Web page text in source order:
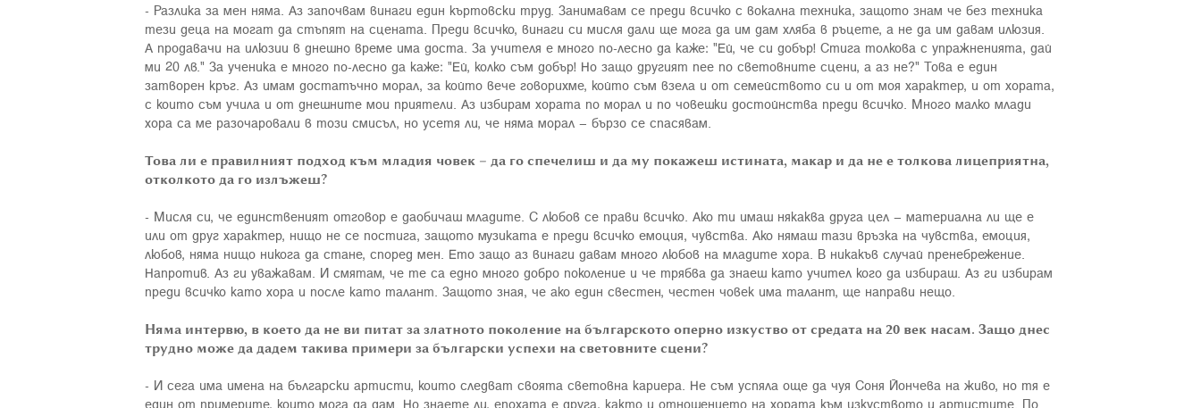
- Разлика за мен няма. Аз започвам винаги един къртовски труд. Занимавам се преди всичко с вокална техника, защото знам че без техника
тези деца на могат да стъпят на сцената. Преди всичко, винаги си мисля дали ще мога да им дам хляба в ръцете, а не да им давам илюзия.
А продавачи на илюзии в днешно време има доста. За учителя е много по-лесно да каже: "Ей, че си добър! Стига толкова с упражненията, дай
ми 20 лв." За ученика е много по-лесно да каже: "Ей, колко съм добър! Но защо другият пее по световните сцени, а аз не?" Това е един
затворен кръг. Аз имам достатъчно морал, за който вече говорихме, който съм взела и от семейството си и от моя характер, и от хората,
с които съм учила и от днешните мои приятели. Аз избирам хората по морал и по човешки достойнства преди всичко. Много малко млади
хора са ме разочаровали в този смисъл, но усетя ли, че няма морал – бързо се спасявам.
Това ли е правилният подход към младия човек – да го спечелиш и да му покажеш истината, макар и да не е толкова лицеприятна,
отколкото да го излъжеш?
- Мисля си, че единственият отговор е даобичаш младите. С любов се прави всичко. Ако ти имаш някаква друга цел – материална ли ще е
или от друг характер, нищо не се постига, защото музиката е преди всичко емоция, чувства. Ако нямаш тази връзка на чувства, емоция,
любов, няма нищо никога да стане, според мен. Ето защо аз винаги давам много любов на младите хора. В никакъв случай пренебрежение.
Напротив. Аз ги уважавам. И смятам, че те са едно много добро поколение и че трябва да знаеш като учител кого да избираш. Аз ги избирам
преди всичко като хора и после като талант. Защото зная, че ако един свестен, честен човек има талант, ще направи нещо.
Няма интервю, в което да не ви питат за златното поколение на българското оперно изкуство от средата на 20 век насам. Защо днес
трудно може да дадем такива примери за български успехи на световните сцени?
- И сега има имена на български артисти, които следват своята световна кариера. Не съм успяла още да чуя Соня Йончева на живо, но тя е
един от примерите, които мога да дам. Но знаете ли, епохата е друга, както и отношението на хората към изкуството и артистите. По